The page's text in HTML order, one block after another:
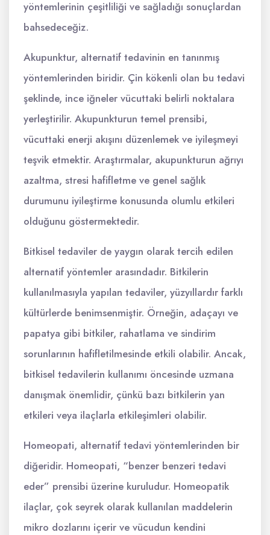
yöntemlerinin çeşitliliği ve sağladığı sonuçlardan
bahsedeceğiz.
Akupunktur, alternatif tedavinin en tanınmış
yöntemlerinden biridir. Çin kökenli olan bu tedavi
şeklinde, ince iğneler vücuttaki belirli noktalara
yerleştirilir. Akupunkturun temel prensibi,
vücuttaki enerji akışını düzenlemek ve iyileşmeyi
teşvik etmektir. Araştırmalar, akupunkturun ağrıyı
azaltma, stresi hafifletme ve genel sağlık
durumunu iyileştirme konusunda olumlu etkileri
olduğunu göstermektedir.
Bitkisel tedaviler de yaygın olarak tercih edilen
alternatif yöntemler arasındadır. Bitkilerin
kullanılmasıyla yapılan tedaviler, yüzyıllardır farklı
kültürlerde benimsenmiştir. Örneğin, adaçayı ve
papatya gibi bitkiler, rahatlama ve sindirim
sorunlarının hafifletilmesinde etkili olabilir. Ancak,
bitkisel tedavilerin kullanımı öncesinde uzmana
danışmak önemlidir, çünkü bazı bitkilerin yan
etkileri veya ilaçlarla etkileşimleri olabilir.
Homeopati, alternatif tedavi yöntemlerinden bir
diğeridir. Homeopati, “benzer benzeri tedavi
eder” prensibi üzerine kuruludur. Homeopatik
ilaçlar, çok seyrek olarak kullanılan maddelerin
mikro dozlarını içerir ve vücudun kendini